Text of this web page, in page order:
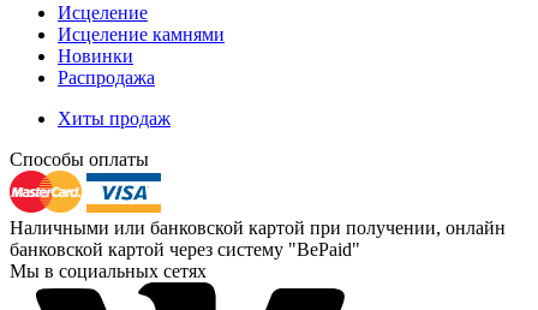
Исцеление
Исцеление камнями
Новинки
Распродажа
Хиты продаж
Способы оплаты
Наличными или банковской картой при получении, онлайн
банковской картой через систему "BePaid"
Мы в социальных сетях